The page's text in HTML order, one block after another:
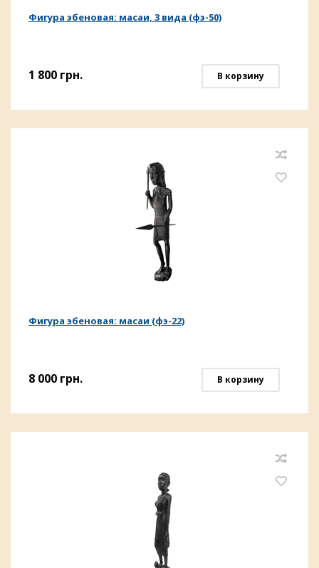
Фигура эбеновая: масаи, 3 вида (фэ-50)
1 800 грн. В корзину
Фигура эбеновая: масаи (фэ-22)
8 000 грн. В корзину